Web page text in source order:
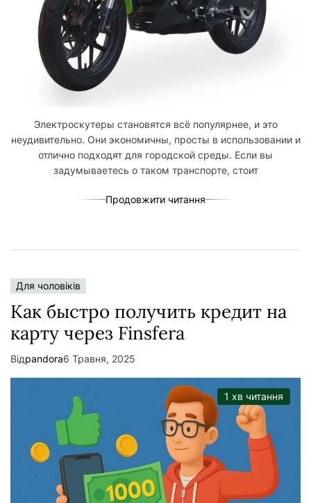
Электроскутеры становятся всё популярнее, и это
неудивительно. Они экономичны, просты в использовании и
отлично подходят для городской среды. Если вы
задумываетесь о таком транспорте, стоит
Продовжити читання
Для чоловіків
Как быстро получить кредит на
карту через Finsfera
Відpandora6 Травня, 2025
1 хв читання